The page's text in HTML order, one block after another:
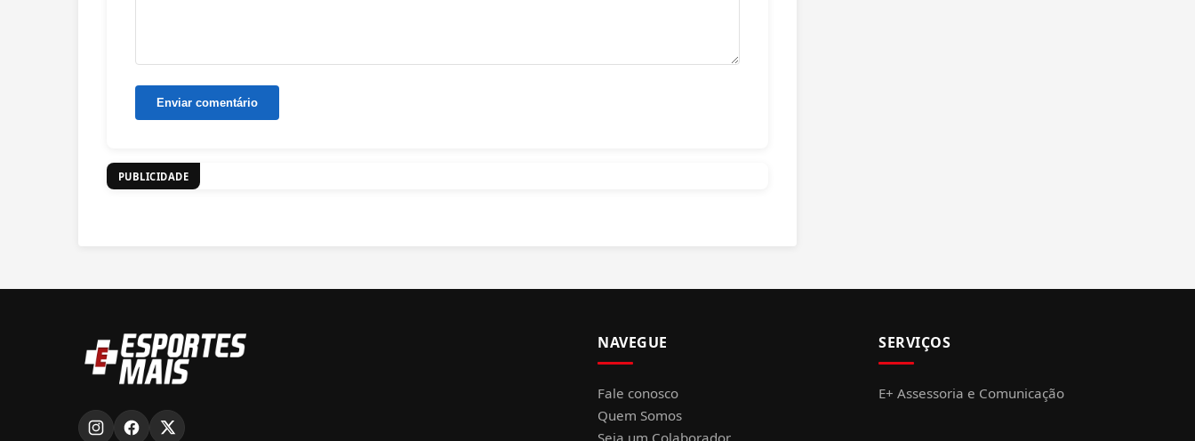
PUBLICIDADE
NAVEGUE
Fale conosco
Quem Somos
SERVIÇOS
E+ Assessoria e Comunicação